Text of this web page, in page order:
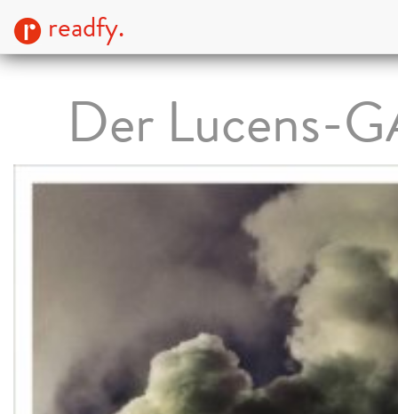
readfy.
Der Lucens-